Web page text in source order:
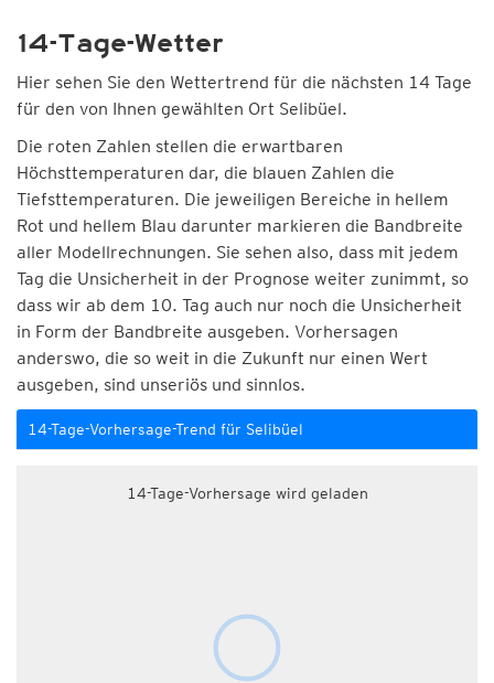
14-Tage-Wetter
Hier sehen Sie den Wettertrend für die nächsten 14 Tage
für den von Ihnen gewählten Ort Selibüel.
Die roten Zahlen stellen die erwartbaren
Höchsttemperaturen dar, die blauen Zahlen die
Tiefsttemperaturen. Die jeweiligen Bereiche in hellem
Rot und hellem Blau darunter markieren die Bandbreite
aller Modellrechnungen. Sie sehen also, dass mit jedem
Tag die Unsicherheit in der Prognose weiter zunimmt, so
dass wir ab dem 10. Tag auch nur noch die Unsicherheit
in Form der Bandbreite ausgeben. Vorhersagen
anderswo, die so weit in die Zukunft nur einen Wert
ausgeben, sind unseriös und sinnlos.
14-Tage-Vorhersage-Trend für Selibüel
14-Tage-Vorhersage wird geladen